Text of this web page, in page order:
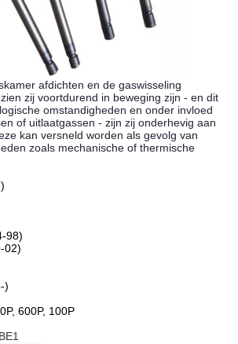
afdichten en de gaswisseling
zij voortdurend in beweging zijn - en dit
omstandigheden en onder invloed
of uitlaatgassen - zijn zij onderhevig aan
kan versneld worden als gevolg van
zoals mechanische of thermische
98)
02)
)
600P, 100P